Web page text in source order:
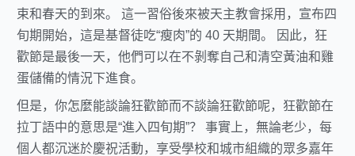
束和春天的到來。 這一習俗後來被天主教會採用，宣布四
旬期開始，這是基督徒吃“瘦肉”的 40 天期間。 因此，狂
歡節是最後一天，他們可以在不剝奪自己和清空黃油和雞
蛋儲備的情況下進食。
但是，你怎麼能談論狂歡節而不談論狂歡節呢，狂歡節在
拉丁語中的意思是“進入四旬期”？ 事實上，無論老少，每
個人都沉迷於慶祝活動，享受學校和城市組織的眾多嘉年